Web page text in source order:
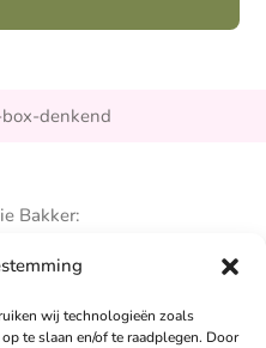
wij technologieën zoals
te slaan en/of te raadplegen. Door
denkend
Bakker: